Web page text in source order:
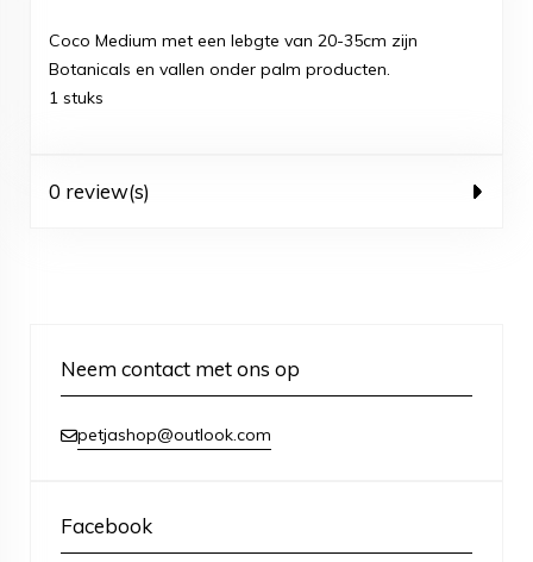
Coco Medium met een lebgte van 20-35cm zijn
Botanicals en vallen onder palm producten.
1 stuks
0 review(s)
Neem contact met ons op
petjashop@outlook.com
Facebook